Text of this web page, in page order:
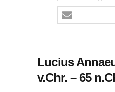
Lucius
v.Chr. – 65